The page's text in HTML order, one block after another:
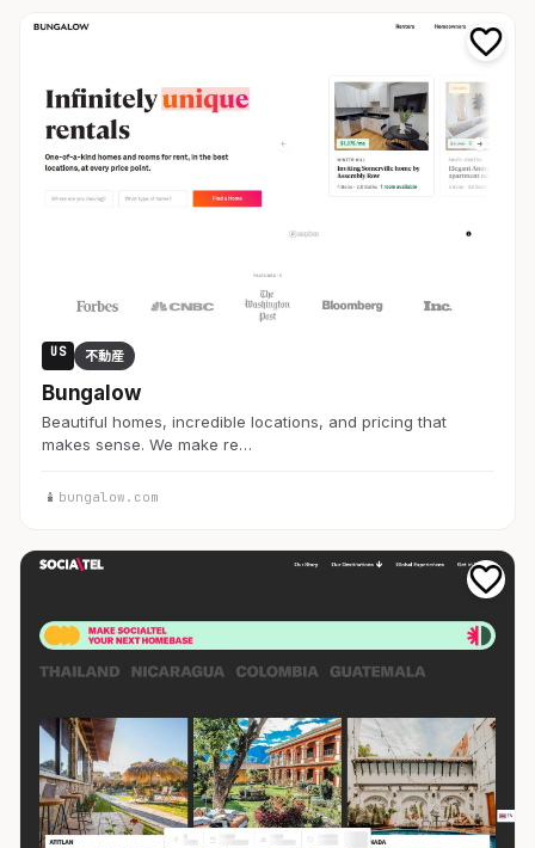
US 不動産
Bungalow
Beautiful homes, incredible locations, and pricing that
makes sense. We make re…
bungalow.com